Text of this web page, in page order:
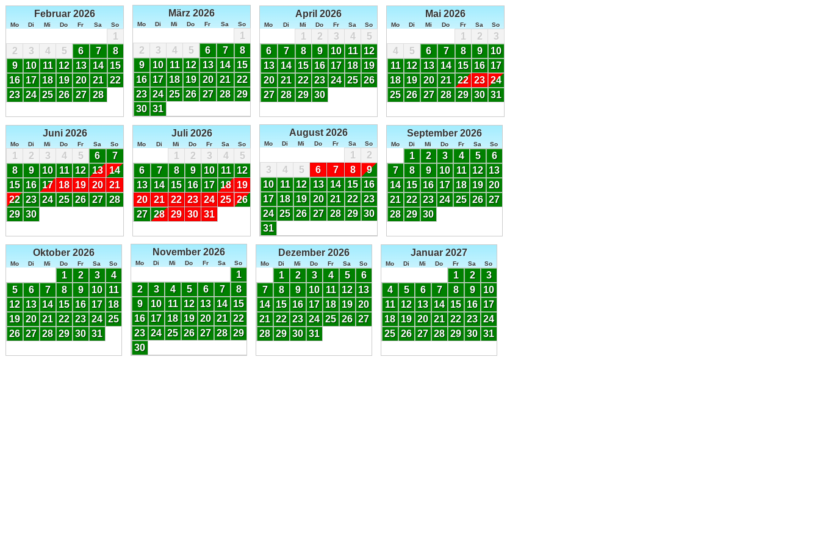
Februar 2026
Mo Di Mi Do Fr Sa So
1
2
3 4 5 6 7
8
9
10 11 12 13 14
15
16 17 18 19 20 21 22
23 24 25 26 27 28
März 2026
Mo Di Mi Do Fr Sa So
1
2
3 4 5 6 7
8
9
10 11 12 13 14
15
16 17 18 19 20 21 22
23 24 25 26 27 28 29
30 31
April 2026
Mo Di Mi Do Fr Sa So
1 2 3 4
5
6
7 8 9 10 11
12
13
14 15 16 17 18 19
20
21 22 23 24 25 26
27
28 29 30
Mai 2026
Mo Di Mi Do Fr Sa So
1 2
3
4
5 6 7 8 9
10
11
12 13 14 15 16 17
18 19 20 21 22 23 24
25 26 27 28 29 30 31
Juni 2026
Mo Di Mi Do Fr Sa So
1 2 3 4 5 6
7
8
9 10 11 12 13
14
15 16 17 18 19 20
21
22 23 24 25 26 27
28
29 30
Juli 2026
Mo Di Mi Do Fr Sa So
1 2 3 4
5
6
7 8 9 10 11
12
13
14 15 16 17 18 19
20
21 22 23 24 25 26
27
28 29 30 31
August 2026
Mo Di Mi Do Fr Sa So
1
2
3
4 5 6 7 8
9
10
11 12 13 14 15 16
17 18 19 20 21 22 23
24 25 26 27 28 29 30
31
September 2026
Mo Di Mi Do Fr Sa So
1 2 3 4 5
6
7
8 9 10 11 12 13
14 15 16 17 18 19 20
21 22 23 24 25 26 27
28 29 30
Oktober 2026
Mo Di Mi Do Fr Sa So
1 2 3
4
5
6 7 8 9 10
11
12 13 14 15 16 17 18
19 20 21 22 23 24 25
26 27 28 29 30 31
November 2026
Mo Di Mi Do Fr Sa So
1
2
3 4 5 6 7
8
9
10 11 12 13 14 15
16 17 18 19 20 21 22
23 24 25 26 27 28 29
30
Dezember 2026
Mo Di Mi Do Fr Sa So
1 2 3 4 5
6
7
8 9 10 11 12 13
14 15 16 17 18 19 20
21 22 23 24 25 26 27
28 29 30 31
Januar 2027
Mo Di Mi Do Fr Sa So
1 2
3
4
5 6 7 8 9
10
11
12 13 14 15 16 17
18 19 20 21 22 23 24
25 26 27 28 29 30 31